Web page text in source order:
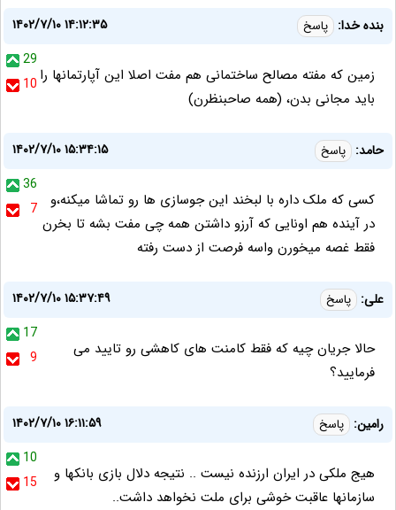
بنده خدا: پاسخ
۱۴۰۲/۷/۱۰ ۱۴:۱۲:۳۵
29
10 زمین که مفته مصالح ساختمانی هم مفت اصلا این آپارتمانها را
باید مجانی بدن، (همه صاحبنظرن)
حامد: پاسخ
۱۴۰۲/۷/۱۰ ۱۵:۳۴:۱۵
36
7
کسی که ملک داره با لبخند این جوسازی ها رو تماشا میکنه،و
در آینده هم اونایی که آرزو داشتن همه چی مفت بشه تا بخرن
فقط غصه میخورن واسه فرصت از دست رفته
علی: پاسخ
۱۴۰۲/۷/۱۰ ۱۵:۳۷:۴۹
17
9
حالا جریان چیه که فقط کامنت های کاهشی رو تایید می
فرمایید؟
رامین: پاسخ
۱۴۰۲/۷/۱۰ ۱۶:۱۱:۵۹
10
15
هیج ملکی در ایران ارزنده نیست .. نتیجه دلال بازی بانکها و
سازمانها عاقبت خوشی برای ملت نخواهد داشت..